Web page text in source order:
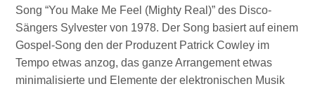
Song “You Make Me Feel (Mighty Real)” des Disco-
Sängers Sylvester von 1978. Der Song basiert auf einem
Gospel-Song den der Produzent Patrick Cowley im
Tempo etwas anzog, das ganze Arrangement etwas
minimalisierte und Elemente der elektronischen Musik